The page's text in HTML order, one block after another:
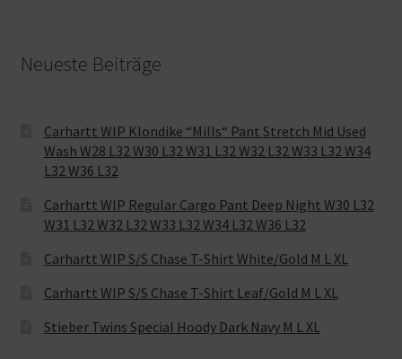
Neueste Beiträge
Carhartt WIP Klondike “Mills“ Pant Stretch Mid Used
Wash W28 L32 W30 L32 W31 L32 W32 L32 W33 L32 W34
L32 W36 L32
Carhartt WIP Regular Cargo Pant Deep Night W30 L32
W31 L32 W32 L32 W33 L32 W34 L32 W36 L32
Carhartt WIP S/S Chase T-Shirt White/Gold M L XL
Carhartt WIP S/S Chase T-Shirt Leaf/Gold M L XL
Stieber Twins Special Hoody Dark Navy M L XL